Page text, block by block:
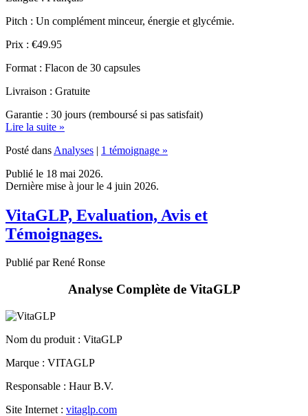
Prix : €49.95
Format : Flacon de 30 capsules
Livraison : Gratuite
Garantie : 30 jours (remboursé si pas satisfait)
Posté dansAnalyses
Publié le 18 mai 2026.
VitaGLP, Evaluation, Avis et
Témoignages.
Publié par René Ronse
Analyse Complète de VitaGLP
Nom du produit :
Marque : VITAGLP
Responsable : Haur B.V.
Site Internet : vitaglp.com
Langue : Français